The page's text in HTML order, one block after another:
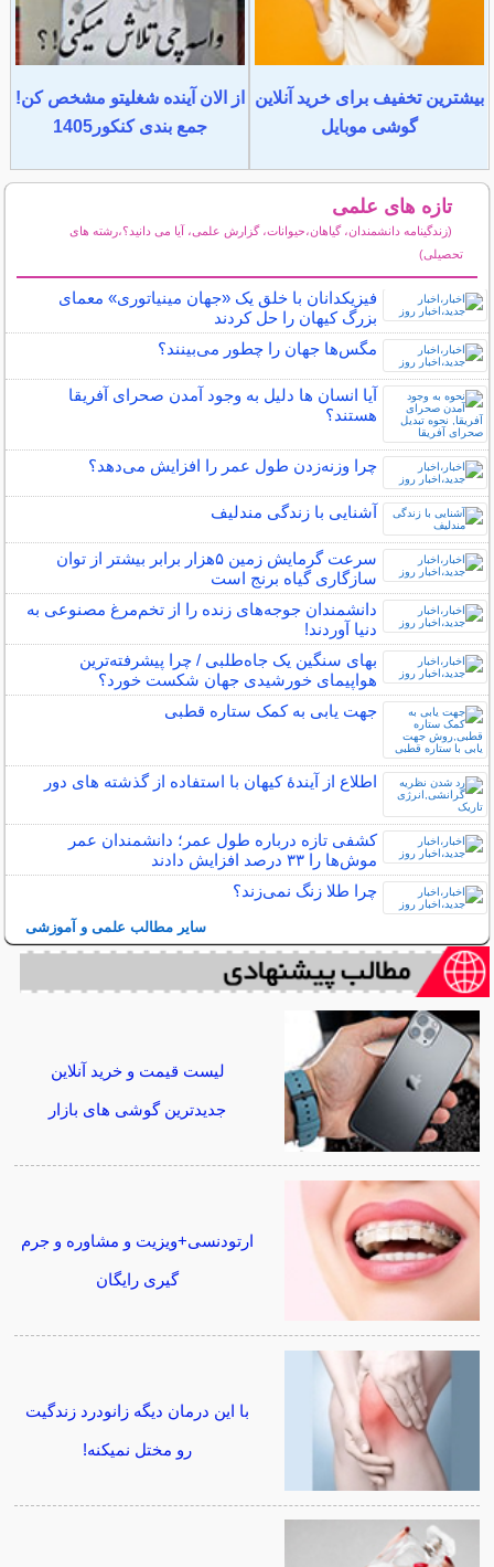
بیشترین تخفیف برای خرید آنلاین
گوشی موبایل
از الان آینده شغلیتو مشخص کن!
جمع بندی کنکور1405
تازه های علمی
(زندگینامه دانشمندان، گیاهان،حیوانات، گزارش علمی، آیا می دانید؟،رشته های
تحصیلی)
فیزیکدانان با خلق یک «جهان مینیاتوری» معمای
بزرگ کیهان را حل کردند
مگس‌ها جهان را چطور می‌بینند؟
آیا انسان ها دلیل به وجود آمدن صحرای آفریقا
هستند؟
چرا وزنه‌زدن طول عمر را افزایش می‌دهد؟
آشنایی با زندگی مندلیف
سرعت گرمایش زمین ۵هزار برابر بیشتر از توان
سازگاری گیاه برنج است
دانشمندان جوجه‌های زنده را از تخم‌مرغ مصنوعی به
دنیا آوردند!
بهای سنگین یک جاه‌طلبی / چرا پیشرفته‌ترین
هواپیمای خورشیدی جهان شکست خورد؟
جهت یابی به کمک ستاره قطبی
اطلاع از آیندۀ کیهان با استفاده از گذشته ­های دور
کشفی تازه درباره طول عمر؛ دانشمندان عمر
موش‌ها را ۳۳ درصد افزایش دادند
چرا طلا زنگ نمی‌زند؟
سایر مطالب علمی و آموزشی
لیست قیمت و خرید آنلاین
جدیدترین گوشی های بازار
ارتودنسی+ویزیت و مشاوره و جرم
گیری رایگان
با این درمان دیگه زانودرد زندگیت
رو مختل نمیکنه!